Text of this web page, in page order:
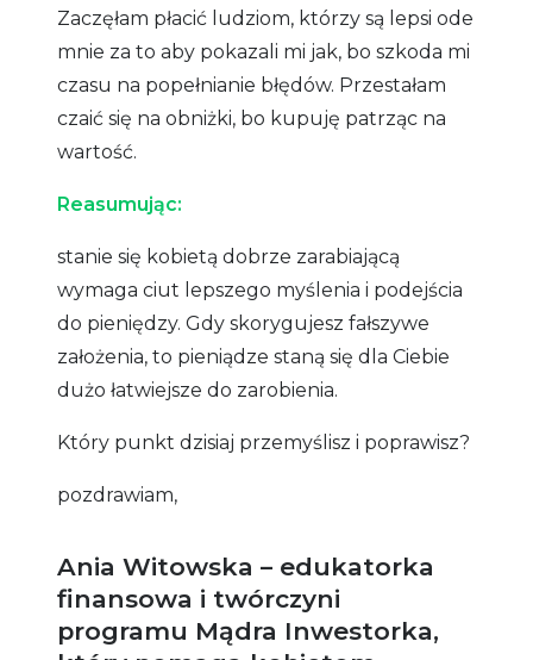
Zaczęłam płacić ludziom, którzy są lepsi ode
mnie za to aby pokazali mi jak, bo szkoda mi
czasu na popełnianie błędów. Przestałam
czaić się na obniżki, bo kupuję patrząc na
wartość.
Reasumując:
stanie się kobietą dobrze zarabiającą
wymaga ciut lepszego myślenia i podejścia
do pieniędzy. Gdy skorygujesz fałszywe
założenia, to pieniądze staną się dla Ciebie
dużo łatwiejsze do zarobienia.
Który punkt dzisiaj przemyślisz i poprawisz?
pozdrawiam,
Ania Witowska – edukatorka
finansowa i twórczyni
programu Mądra Inwestorka,